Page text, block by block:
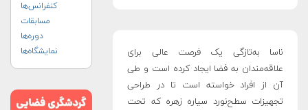
ناسا به‌تازگی یک فرصت عالی برای
علاقه‌مندان به فضا ایجاد کرده است و طی
آن از افراد خواسته است تا در طراحی
تجهیزات سطح‌نورد سیاره زهره که تحت
کنفرانس‌ها
مسابقات
دوره‌ها
نمایشگاه‌ها